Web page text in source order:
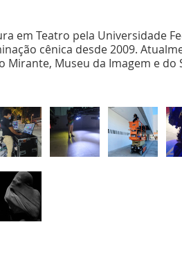
em Teatro pela Universidade
cênica desde 2009.
Museu da Imagem e do